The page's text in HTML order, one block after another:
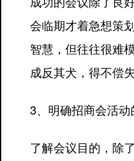
会临期才着急想策
智慧，但往往很难
成反其犬，得不偿失
3、明确招商会活动
了解会议目的，除